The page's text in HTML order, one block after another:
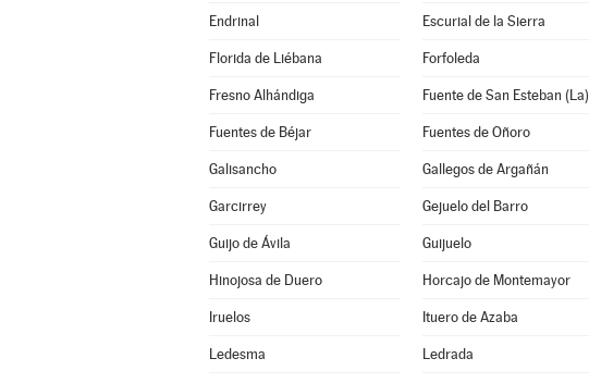
Endrinal Escurial de la Sierra
Florida de Liébana Forfoleda
Fresno Alhándiga Fuente de San Esteban (La)
Fuentes de Béjar Fuentes de Oñoro
Galisancho Gallegos de Argañán
Garcirrey Gejuelo del Barro
Guijo de Ávila Guijuelo
Hinojosa de Duero Horcajo de Montemayor
Iruelos Ituero de Azaba
Ledesma Ledrada